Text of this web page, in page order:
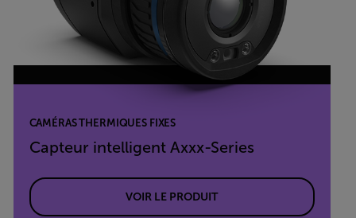
CAMÉRAS THERMIQUES FIXES
Capteur intelligent Axxx-Series
VOIR LE PRODUIT